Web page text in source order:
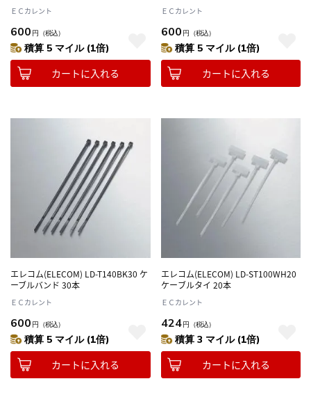
ＥＣカレント
600 円 （税込）
積算 5 マイル (1倍)
カートに入れる
ＥＣカレント
600 円 （税込）
積算 5 マイル (1倍)
カートに入れる
エレコム(ELECOM) LD-T140BK30 ケ
ーブルバンド 30本
ＥＣカレント
600 円 （税込）
積算 5 マイル (1倍)
カートに入れる
エレコム(ELECOM) LD-ST100WH20
ケーブルタイ 20本
ＥＣカレント
424円 （税込）
積算 3 マイル (1倍)
カートに入れる